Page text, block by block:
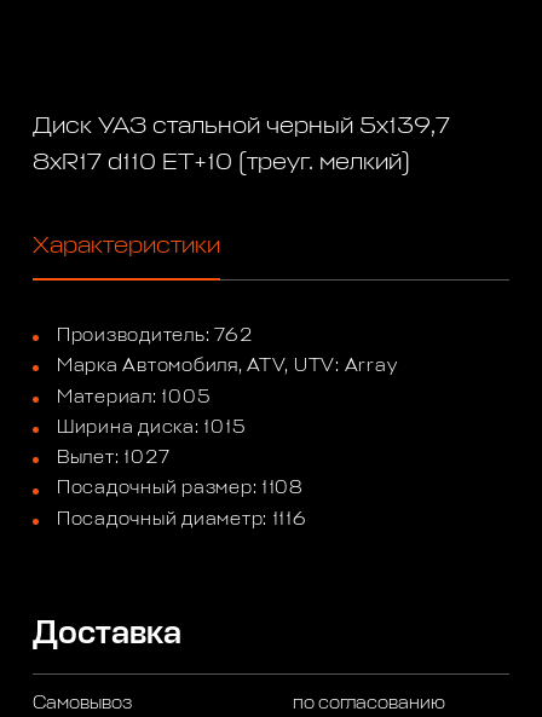
Диск УАЗ стальной черный 5x139,7
8xR17 d110 ET+10 (треуг. мелкий)
Характеристики
Производитель: 762
Марка Автомобиля, ATV, UTV: Array
Материал: 1005
Ширина диска: 1015
Вылет: 1027
Посадочный размер: 1108
Посадочный диаметр: 1116
Доставка
Самовывоз по согласованию